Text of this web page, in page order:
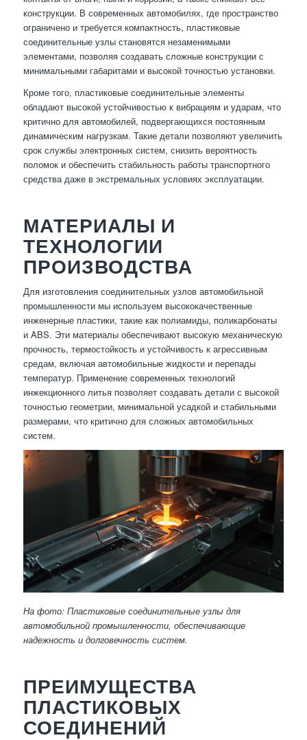
конструкции. В современных автомобилях, где пространство
ограничено и требуется компактность, пластиковые
соединительные узлы становятся незаменимыми
элементами, позволяя создавать сложные конструкции с
минимальными габаритами и высокой точностью установки.
Кроме того, пластиковые соединительные элементы
обладают высокой устойчивостью к вибрациям и ударам, что
критично для автомобилей, подвергающихся постоянным
динамическим нагрузкам. Такие детали позволяют увеличить
срок службы электронных систем, снизить вероятность
поломок и обеспечить стабильность работы транспортного
средства даже в экстремальных условиях эксплуатации.
МАТЕРИАЛЫ И
ТЕХНОЛОГИИ
ПРОИЗВОДСТВА
Для изготовления соединительных узлов автомобильной
промышленности мы используем высококачественные
инженерные пластики, такие как полиамиды, поликарбонаты
и ABS. Эти материалы обеспечивают высокую механическую
прочность, термостойкость и устойчивость к агрессивным
средам, включая автомобильные жидкости и перепады
температур. Применение современных технологий
инжекционного литья позволяет создавать детали с высокой
точностью геометрии, минимальной усадкой и стабильными
размерами, что критично для сложных автомобильных
систем.
На фото: Пластиковые соединительные узлы для
автомобильной промышленности, обеспечивающие
надежность и долговечность систем.
ПРЕИМУЩЕСТВА
ПЛАСТИКОВЫХ
СОЕДИНЕНИЙ